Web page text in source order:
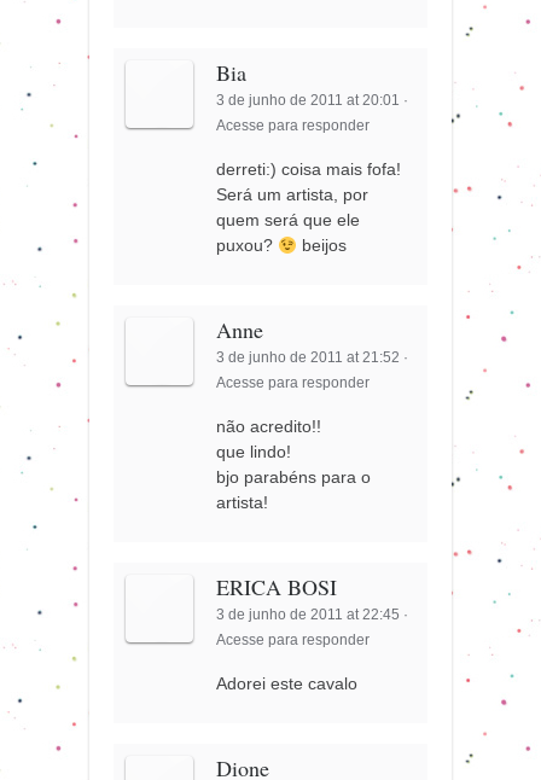
Bia
3 de junho de 2011 at 20:01 ·
Acesse para responder
derreti:) coisa mais fofa!
Será um artista, por
quem será que ele
puxou?
beijos
Anne
3 de junho de 2011 at 21:52 ·
Acesse para responder
não acredito!!
que lindo!
bjo parabéns para o
artista!
ERICA BOSI
3 de junho de 2011 at 22:45 ·
Acesse para responder
Adorei este cavalo
Dione